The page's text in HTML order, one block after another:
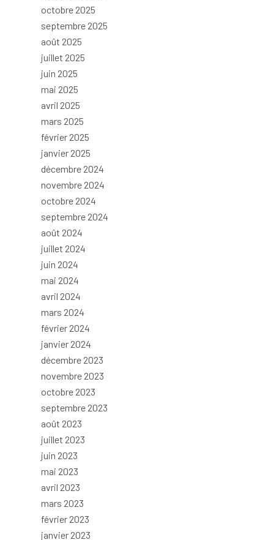
octobre 2025
septembre 2025
août 2025
juillet 2025
juin 2025
mai 2025
avril 2025
mars 2025
février 2025
janvier 2025
décembre 2024
novembre 2024
octobre 2024
septembre 2024
août 2024
juillet 2024
juin 2024
mai 2024
avril 2024
mars 2024
février 2024
janvier 2024
décembre 2023
novembre 2023
octobre 2023
septembre 2023
août 2023
juillet 2023
juin 2023
mai 2023
avril 2023
mars 2023
février 2023
janvier 2023